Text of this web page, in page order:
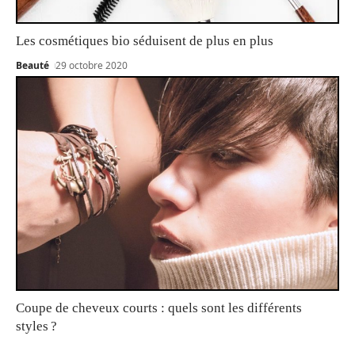
Les cosmétiques bio séduisent de plus en plus
Beauté 29 octobre 2020
Coupe de cheveux courts : quels sont les différents
styles ?